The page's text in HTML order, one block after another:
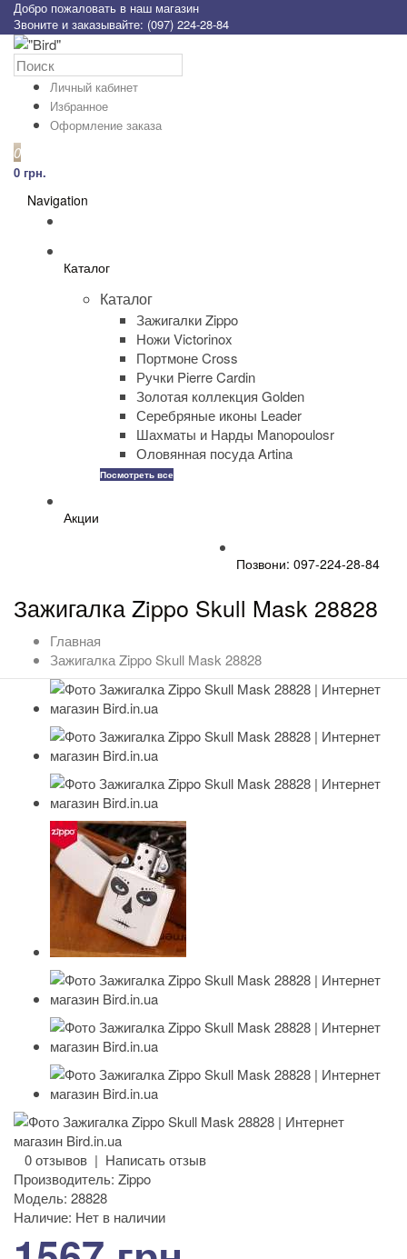
Добро пожаловать в наш магазин
Звоните и заказывайте: (097) 224-28-84
Личный кабинет
Избранное
Оформление заказа
0
0 грн.
Navigation
Каталог
Каталог
Зажигалки Zippo
Ножи Victorinox
Портмоне Cross
Ручки Pierre Cardin
Золотая коллекция Golden
Серебряные иконы Leader
Шахматы и Нарды Manopoulosr
Оловянная посуда Artina
Посмотреть все
Акции
Позвони: 097-224-28-84
Зажигалка Zippo Skull Mask 28828
Главная
Зажигалка Zippo Skull Mask 28828
0 отзывов | Написать отзыв
Производитель: Zippo
Модель: 28828
Наличие: Нет в наличии